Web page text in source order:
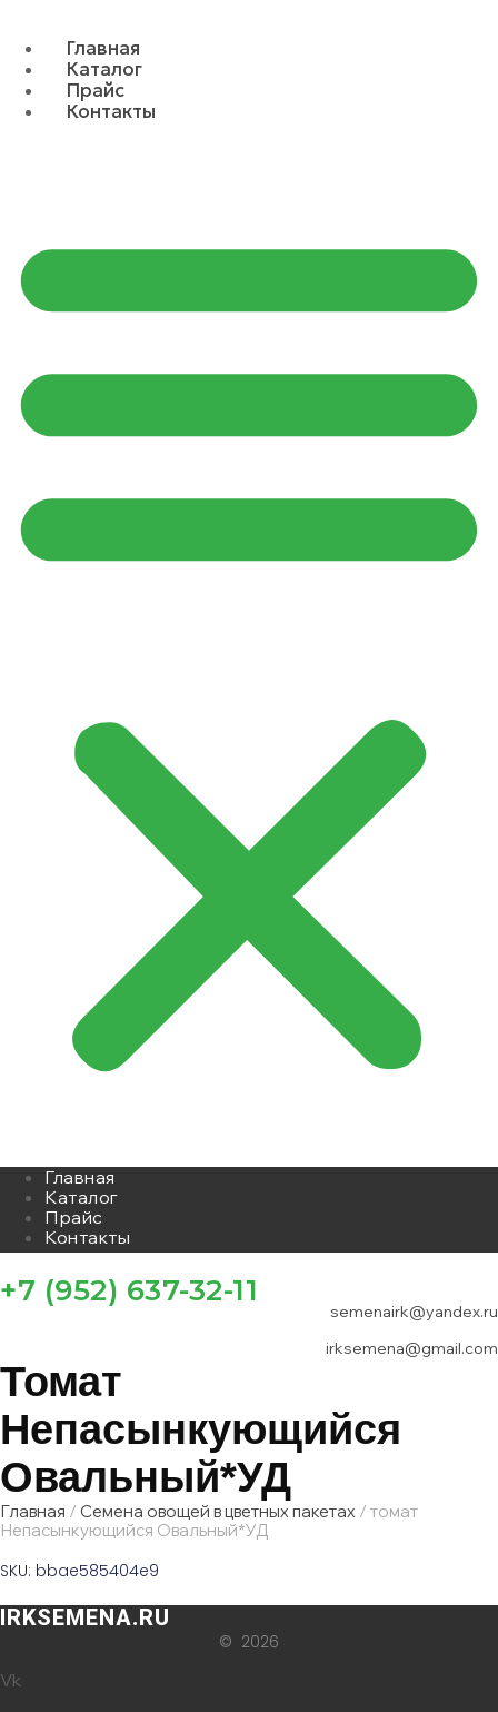
Главная
Каталог
Прайс
Контакты
Главная
Каталог
Прайс
Контакты
+7 (952) 637-32-11
semenairk@yandex.ru
irksemena@gmail.com
Томат
Непасынкующийся
Овальный*УД
Главная / Семена овощей в цветных пакетах / томат
Непасынкующийся Овальный*УД
SKU: bbae585404e9
IRKSEMENA.RU
© 2026
Vk